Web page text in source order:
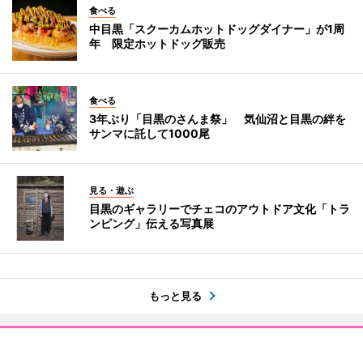
食べる
中目黒「スクーカムホットドッグダイナー」が1周
年 限定ホットドッグ販売
食べる
3年ぶり「目黒のさんま祭」 気仙沼と目黒の絆を
サンマに託して1000尾
見る・遊ぶ
目黒のギャラリーでチェコのアウトドア文化「トラ
ンピング」伝える写真展
もっと見る